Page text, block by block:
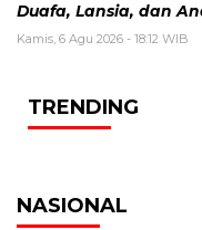
Duafa, Lansia, dan
Kamis, 6 Agu 2026 - 18:12 WIB
TRENDING
NASIONAL